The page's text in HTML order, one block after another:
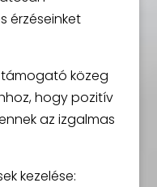
érzéseinket
támogató közeg
hogy pozitív
az izgalmas
kezelése: